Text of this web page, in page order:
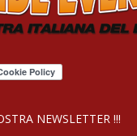
NEWSLETTER !!!